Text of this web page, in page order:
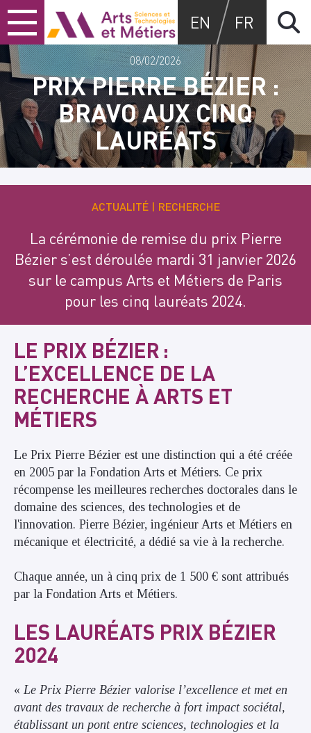
Skip
to
content
Skip
to
main
menu
Skip
to
search
Arts et métiers
EN FR
PRIX PIERRE BÉZIER :
BRAVO AUX CINQ
LAURÉATS
08/02/2026
ACTUALITÉ RECHERCHE
La cérémonie de remise du prix Pierre
Bézier s’est déroulée mardi 31 janvier 2026
sur le campus Arts et Métiers de Paris
pour les cinq lauréats 2024.
LE PRIX BÉZIER :
L’EXCELLENCE DE LA
RECHERCHE À ARTS ET
MÉTIERS
Le Prix Pierre Bézier est une distinction qui a été créée
en 2005 par la Fondation Arts et Métiers. Ce prix
récompense les meilleures recherches doctorales dans le
domaine des sciences, des technologies et de
l'innovation. Pierre Bézier, ingénieur Arts et Métiers en
mécanique et électricité, a dédié sa vie à la recherche.
Chaque année, un à cinq prix de 1 500 € sont attribués
par la Fondation Arts et Métiers.
LES LAURÉATS PRIX BÉZIER
2024
« Le Prix Pierre Bézier valorise l’excellence et met en
avant des travaux de recherche à fort impact sociétal,
établissant un pont entre sciences, technologies et la